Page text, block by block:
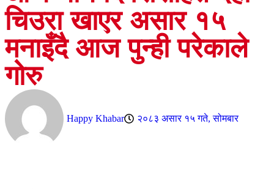
चिउरा खाएर असार १५
मनाइँदै आज पुन्ही परेकाले
गोरु
Happy Khabar २०८३ असार १५ गते, सोमबार